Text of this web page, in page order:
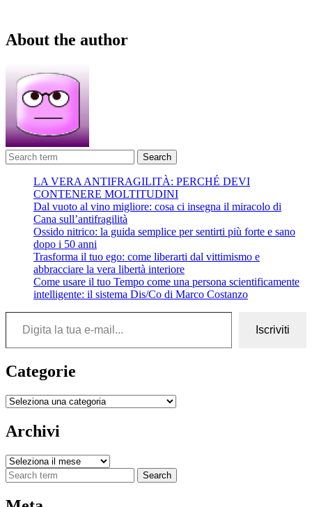
About the author
Search
LA VERA ANTIFRAGILITÀ: PERCHÉ DEVI
CONTENERE MOLTITUDINI
Dal vuoto al vino migliore: cosa ci insegna il miracolo di
Cana sull’antifragilità
Ossido nitrico: la guida semplice per sentirti più forte e sano
dopo i 50 anni
Trasforma il tuo ego: come liberarti dal vittimismo e
abbracciare la vera libertà interiore
Come usare il tuo Tempo come una persona scientificamente
intelligente: il sistema Dis/Co di Marco Costanzo
Digita la tua e-mail...
Iscriviti
Categorie
Categorie
Archivi
Archivi
Search